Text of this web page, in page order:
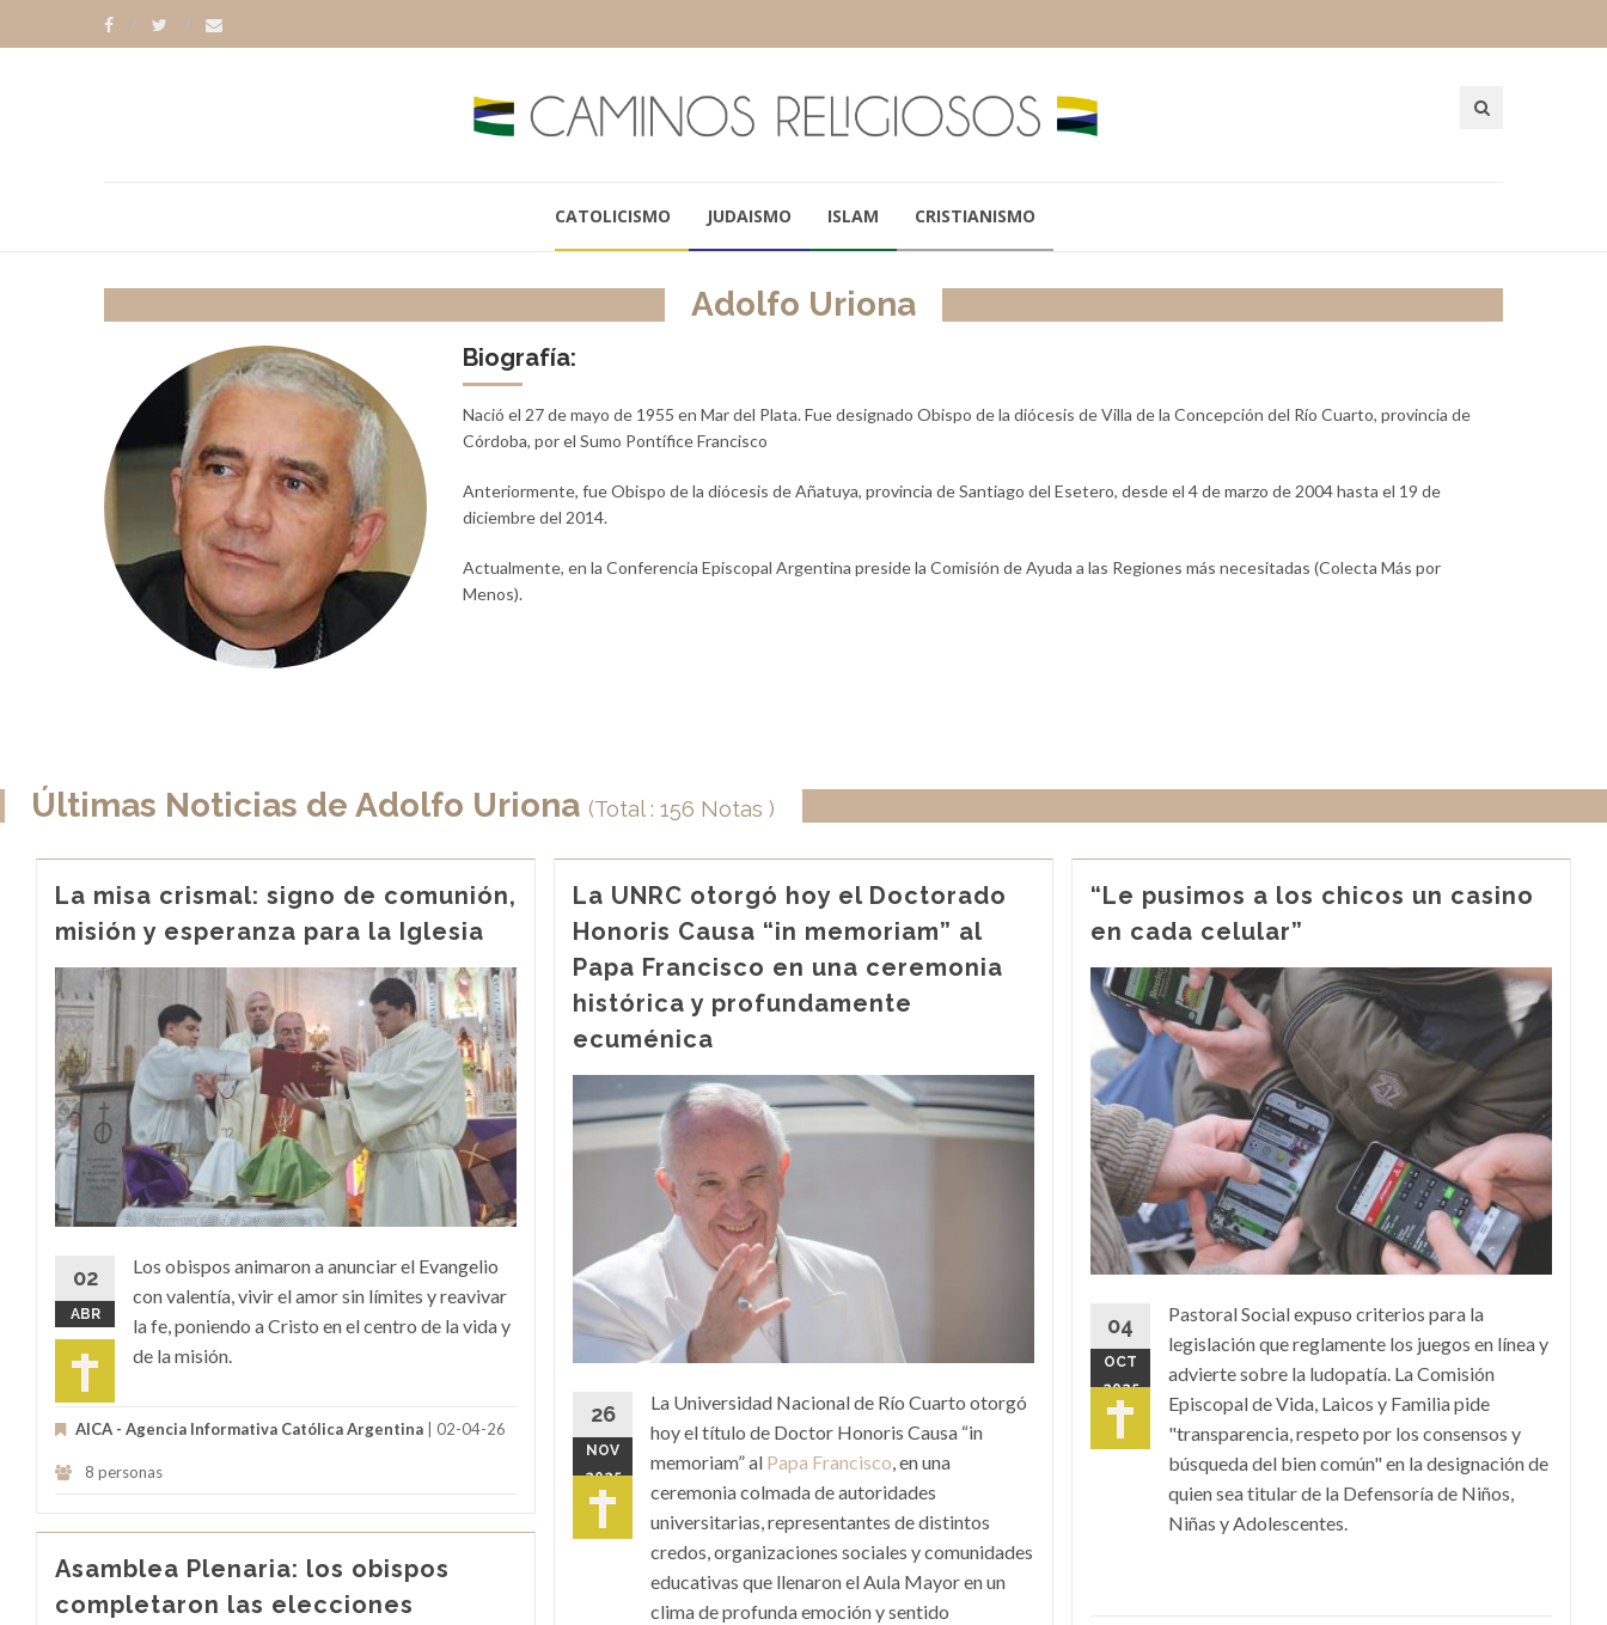
CATOLICISMO JUDAISMO ISLAM CRISTIANISMO
Adolfo Uriona
Biografía:
Nació el 27 de mayo de 1955 en Mar del Plata. Fue designado Obispo de la diócesis de Villa de la Concepción del Río Cuarto, provincia de
Córdoba, por el Sumo Pontífice Francisco
Anteriormente, fue Obispo de la diócesis de Añatuya, provincia de Santiago del Esetero, desde el 4 de marzo de 2004 hasta el 19 de
diciembre del 2014.
Actualmente, en la Conferencia Episcopal Argentina preside la Comisión de Ayuda a las Regiones más necesitadas (Colecta Más por
Menos).
Últimas Noticias de Adolfo Uriona(Total : 156 Notas )
La misa crismal: signo de comunión,
misión y esperanza para la Iglesia
02
ABR
Los obispos animaron a anunciar el Evangelio
con valentía, vivir el amor sin límites y reavivar
la fe, poniendo a Cristo en el centro de la vida y
de la misión.
AICA - Agencia Informativa Católica Argentina | 02-04-26
8 personas
La UNRC otorgó hoy el Doctorado
Honoris Causa “in memoriam” al
Papa Francisco en una ceremonia
histórica y profundamente
ecuménica
26
NOV
2025
La Universidad Nacional de Río Cuarto otorgó
hoy el título de Doctor Honoris Causa “in
memoriam” al Papa Francisco, en una
ceremonia colmada de autoridades
universitarias, representantes de distintos
credos, organizaciones sociales y comunidades
educativas que llenaron el Aula Mayor en un
clima de profunda emoción y sentido
“Le pusimos a los chicos un casino
en cada celular”
04
OCT
2025
Pastoral Social expuso criterios para la
legislación que reglamente los juegos en línea y
advierte sobre la ludopatía. La Comisión
Episcopal de Vida, Laicos y Familia pide
"transparencia, respeto por los consensos y
búsqueda del bien común" en la designación de
quien sea titular de la Defensoría de Niños,
Niñas y Adolescentes.
Asamblea Plenaria: los obispos
completaron las elecciones